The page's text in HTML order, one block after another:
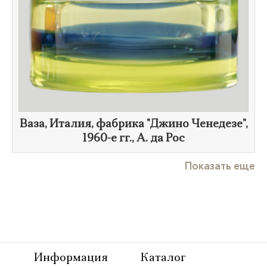
Ваза, Италия, фабрика "Джино Ченедезе",
1960-е гг., А. да Рос
Показать еще
Информация Каталог